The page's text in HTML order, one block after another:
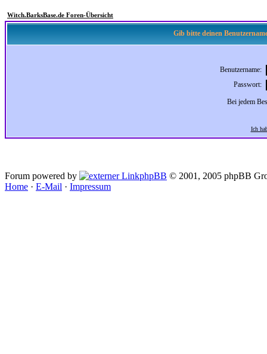
Witch.BarksBase.de Foren-Übersicht
Gib bitte deinen
Benutzername:
Passwort:
Bei jedem
Ich
Forum powered by phpBB © 2001, 2005 phpBB
Home · E-Mail · Impressum